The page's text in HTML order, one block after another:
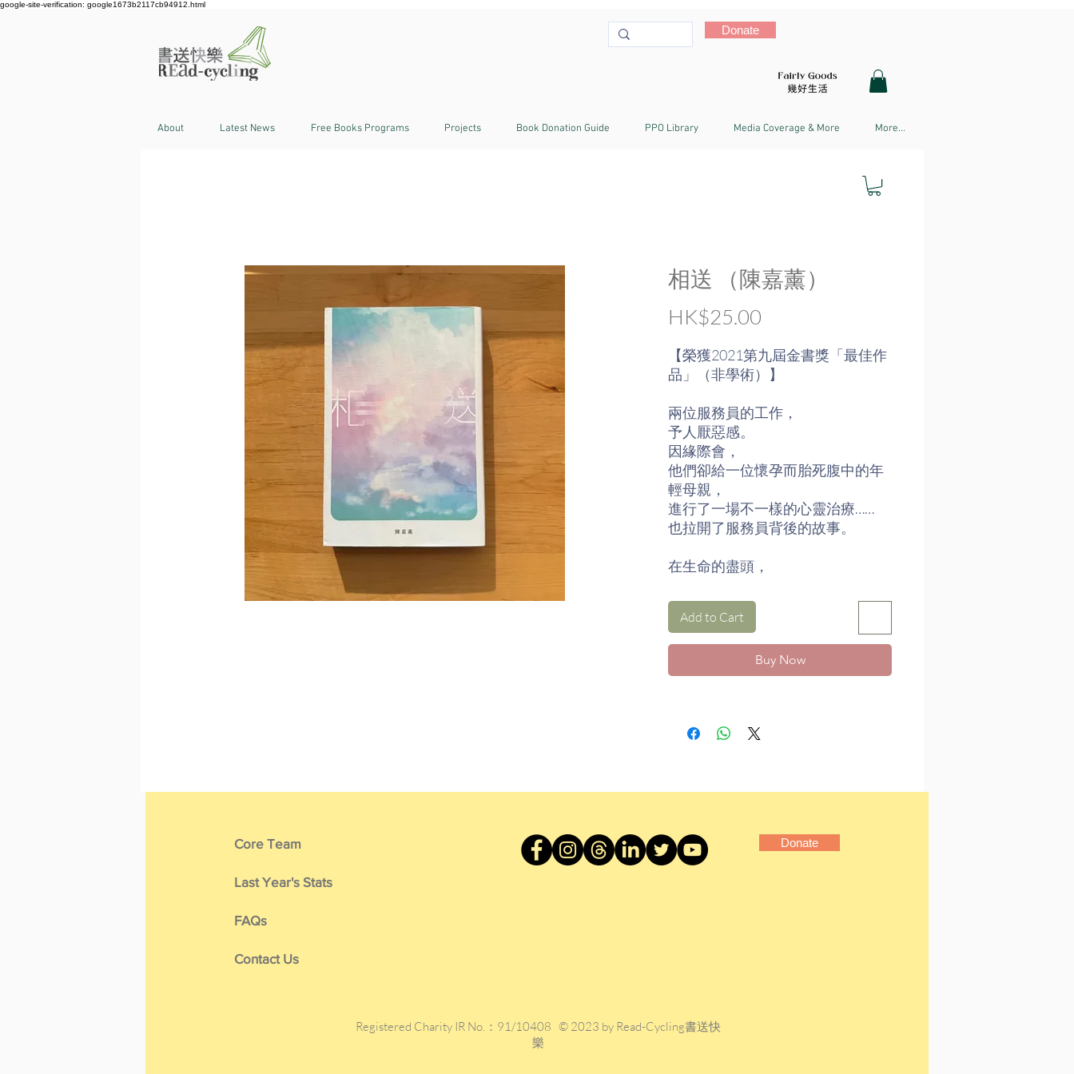
google-site-verification: google1673b2117cb94912.html
Donate
About Latest News Free Books Programs Projects Book Donation Guide PPO Library Media Coverage & More More...
相送 （陳嘉薰）
HK$25.00
【榮獲2021第九屆金書獎「最佳作
品」（非學術）】
兩位服務員的工作，
予人厭惡感。
因緣際會，
他們卻給一位懷孕而胎死腹中的年
輕母親，
進行了一場不一樣的心靈治療……
也拉開了服務員背後的故事。
在生命的盡頭，
感恩仍然有情。
作者簡介
陳嘉薰，畢業於香港大學醫學院，
病理科專科醫生，任職公營醫院解
常出入殮房，也管理殮房運作。
「兒童故事」高級組第三名。1997
後，獲邀在月刊《突破少年》雜誌
撰寫專欄，故事後來再經擴寫、結
我最喜愛心理／勵志作品，《嘉薰
Add to Cart
Buy Now
Core Team Donate
Last Year's Stats
FAQs
Contact Us
Registered Charity IR No.：91/10408 © 2023 by Read-Cycling書送快
樂